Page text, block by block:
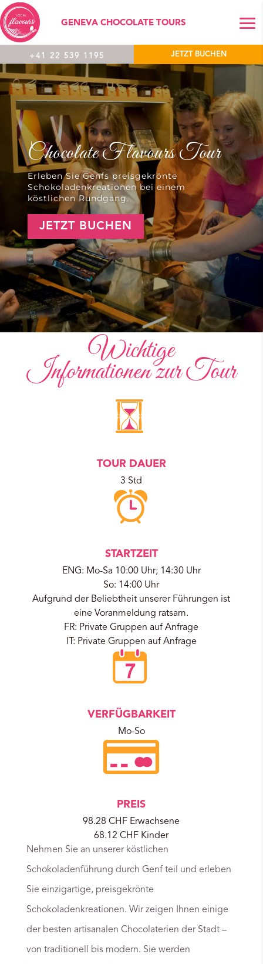
GENEVA CHOCOLATE TOURS
+41 22 539 1195 JETZT BUCHEN
Chocolate Flavours Tour
Erleben Sie Genfs preisgekrönte
Schokoladenkreationen bei einem
köstlichen Rundgang.
JETZT BUCHEN
Wichtige
Informationen zur Tour
TOUR DAUER
3 Std
STARTZEIT
ENG: Mo-Sa 10:00 Uhr; 14:30 Uhr
So: 14:00 Uhr
Aufgrund der Beliebtheit unserer Führungen ist
eine Voranmeldung ratsam.
FR: Private Gruppen auf Anfrage
IT: Private Gruppen auf Anfrage
VERFÜGBARKEIT
Mo-So
PREIS
98.28 CHF Erwachsene
68.12 CHF Kinder
Nehmen Sie an unserer köstlichen
Schokoladenführung durch Genf teil und erleben
Sie einzigartige, preisgekrönte
Schokoladenkreationen. Wir zeigen Ihnen einige
der besten artisanalen Chocolaterien der Stadt –
von traditionell bis modern. Sie werden